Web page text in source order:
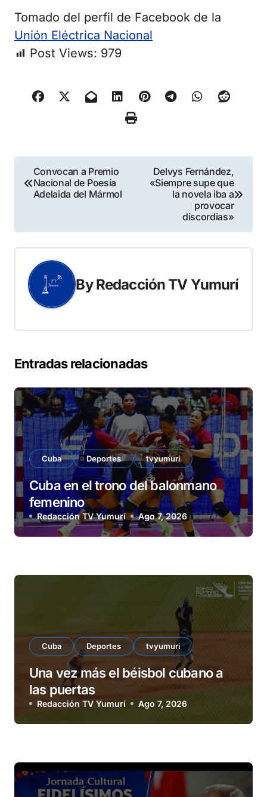
Tomado del perfil de Facebook de la
Unión Eléctrica Nacional
Post Views: 979
Navegación
de
Convocan a Premio
Nacional de Poesía
Adelaida del Mármol
Delvys Fernández,
«Siempre supe que
la novela iba a
provocar
discordias»
ByRedacción TV Yumurí
Entradas relacionadas
Cuba Deportes tvyumuri
Cuba en el trono del balonmano
femenino
Redacción TV Yumurí Ago 7, 2026
Cuba Deportes tvyumuri
Una vez más el béisbol cubano a
las puertas
Redacción TV Yumurí Ago 7, 2026